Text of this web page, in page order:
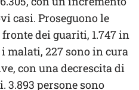
casi. Proseguono le
dei guariti, 1.747 in
malati, 227 sono in cura
con una decrescita di
3.893 persone sono